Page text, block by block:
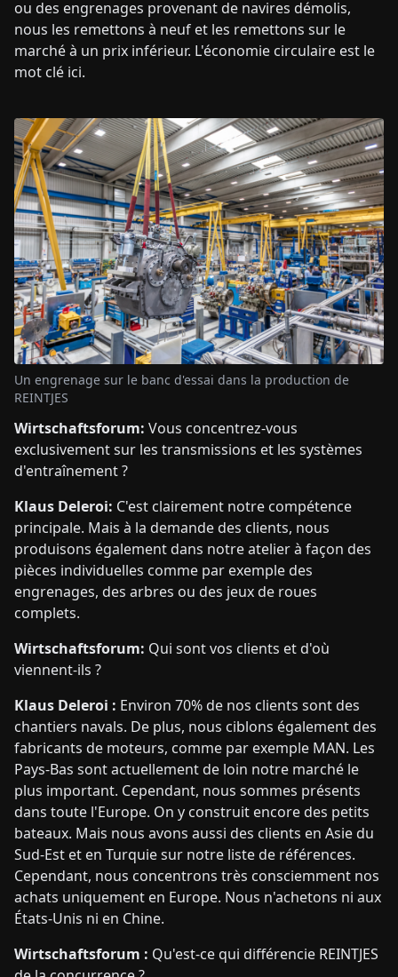
ou des engrenages provenant de navires démolis,
nous les remettons à neuf et les remettons sur le
marché à un prix inférieur. L'économie circulaire est le
mot clé ici.
Un engrenage sur le banc d'essai dans la production de
REINTJES
Wirtschaftsforum: Vous concentrez-vous
exclusivement sur les transmissions et les systèmes
d'entraînement ?
Klaus Deleroi: C'est clairement notre compétence
principale. Mais à la demande des clients, nous
produisons également dans notre atelier à façon des
pièces individuelles comme par exemple des
engrenages, des arbres ou des jeux de roues
complets.
Wirtschaftsforum: Qui sont vos clients et d'où
viennent-ils ?
Klaus Deleroi : Environ 70% de nos clients sont des
chantiers navals. De plus, nous ciblons également des
fabricants de moteurs, comme par exemple MAN. Les
Pays-Bas sont actuellement de loin notre marché le
plus important. Cependant, nous sommes présents
dans toute l'Europe. On y construit encore des petits
bateaux. Mais nous avons aussi des clients en Asie du
Sud-Est et en Turquie sur notre liste de références.
Cependant, nous concentrons très consciemment nos
achats uniquement en Europe. Nous n'achetons ni aux
États-Unis ni en Chine.
Wirtschaftsforum : Qu'est-ce qui différencie REINTJES